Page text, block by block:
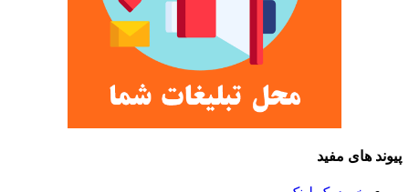
پیوند های مفید